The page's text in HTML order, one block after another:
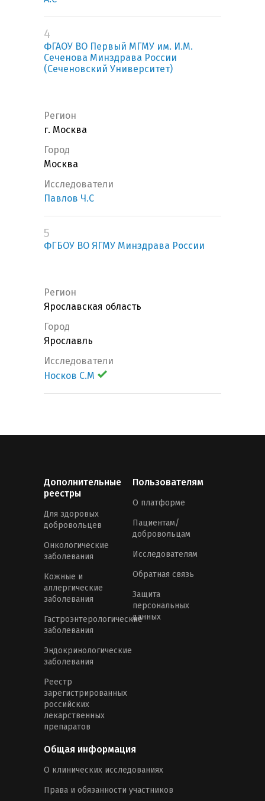
4
ФГАОУ ВО Первый МГМУ им. И.М.
Сеченова Минздрава России
(Сеченовский Университет)
Регион
г. Москва
Город
Москва
Исследователи
Павлов Ч.С
5
ФГБОУ ВО ЯГМУ Минздрава России
Регион
Ярославская область
Город
Ярославль
Исследователи
Носков С.М
Дополнительные
реестры
Для здоровых
добровольцев
Онкологические
заболевания
Кожные и
аллергические
заболевания
Гастроэнтерологические
заболевания
Эндокринологические
заболевания
Реестр
зарегистрированных
российских
лекарственных
препаратов
Пользователям
О платформе
Пациентам/
добровольцам
Исследователям
Обратная связь
Защита
персональных
данных
Общая информация
О клинических исследованиях
Права и обязанности участников